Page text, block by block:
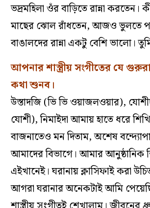
ভদ্রমহিলা ওঁর বাড়িতে রান্না করতেন।
মাছের ঝোল রাঁধতেন, আজও ভুলতে
বাঙালদের রান্না একটু বেশি ভালো।
আপনার শাস্ত্রীয় সংগীতের যে
কথা শুনব।
উস্তাদজি (ভি ভি ওয়াজলওয়ার),
যোশী), নিমাইদা আমায় হাতে ধরে
বাজনাতেও মন দিতাম, অশেষ
আমাদের বিভাগে। আমার আনুষ্ঠানিক
এইখানেই। ঘরানায় ক্লাসিফাই করা
আগরা ঘরানার অনেকটাই আমি